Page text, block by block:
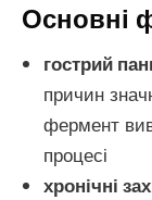
Основні
гострий
причин
фермент
процесі
хронічні